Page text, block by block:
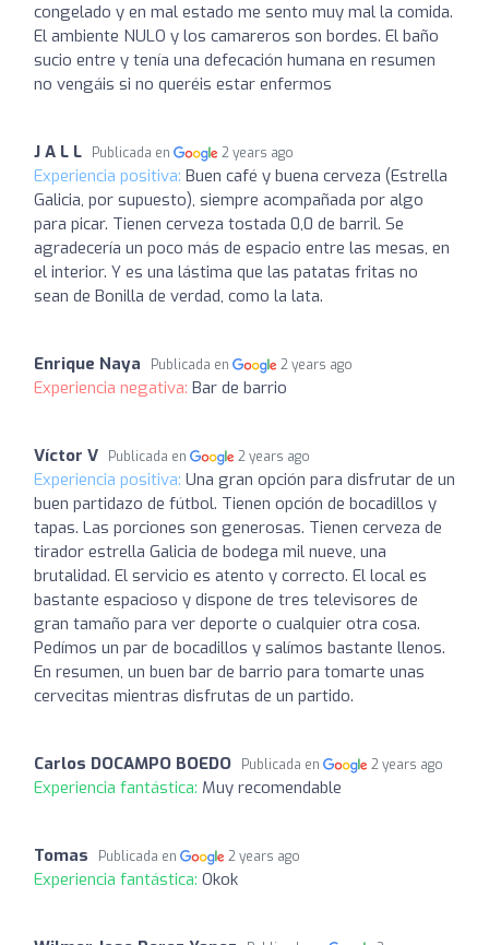
congelado y en mal estado me sento muy mal la comida.
El ambiente NULO y los camareros son bordes. El baño
sucio entre y tenía una defecación humana en resumen
no vengáis si no queréis estar enfermos
J A L L Publicada en 2 years ago
Experiencia positiva: Buen café y buena cerveza (Estrella
Galicia, por supuesto), siempre acompañada por algo
para picar. Tienen cerveza tostada 0,0 de barril. Se
agradecería un poco más de espacio entre las mesas, en
el interior. Y es una lástima que las patatas fritas no
sean de Bonilla de verdad, como la lata.
Enrique Naya Publicada en 2 years ago
Experiencia negativa: Bar de barrio
Víctor V Publicada en 2 years ago
Experiencia positiva: Una gran opción para disfrutar de un
buen partidazo de fútbol. Tienen opción de bocadillos y
tapas. Las porciones son generosas. Tienen cerveza de
tirador estrella Galicia de bodega mil nueve, una
brutalidad. El servicio es atento y correcto. El local es
bastante espacioso y dispone de tres televisores de
gran tamaño para ver deporte o cualquier otra cosa.
Pedímos un par de bocadillos y salímos bastante llenos.
En resumen, un buen bar de barrio para tomarte unas
cervecitas mientras disfrutas de un partido.
Carlos DOCAMPO BOEDO Publicada en 2 years ago
Experiencia fantástica: Muy recomendable
Tomas Publicada en 2 years ago
Experiencia fantástica: Okok